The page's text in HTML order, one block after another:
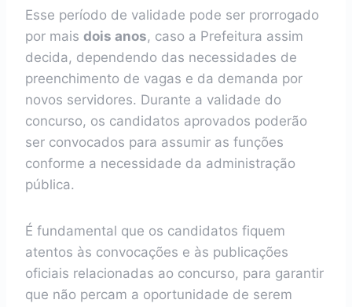
Esse período de validade pode ser prorrogado
por mais dois anos, caso a Prefeitura assim
decida, dependendo das necessidades de
preenchimento de vagas e da demanda por
novos servidores. Durante a validade do
concurso, os candidatos aprovados poderão
ser convocados para assumir as funções
conforme a necessidade da administração
pública.
É fundamental que os candidatos fiquem
atentos às convocações e às publicações
oficiais relacionadas ao concurso, para garantir
que não percam a oportunidade de serem